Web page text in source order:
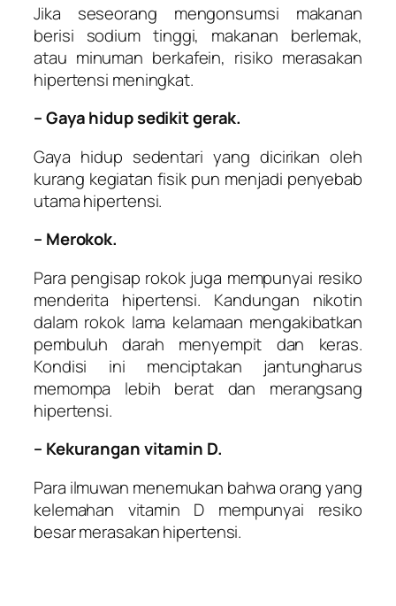
Jika seseorang mengonsumsi makanan
berisi sodium tinggi, makanan berlemak,
atau minuman berkafein, risiko merasakan
hipertensi meningkat.
– Gaya hidup sedikit gerak.
Gaya hidup sedentari yang dicirikan oleh
kurang kegiatan fisik pun menjadi penyebab
utama hipertensi.
– Merokok.
Para pengisap rokok juga mempunyai resiko
menderita hipertensi. Kandungan nikotin
dalam rokok lama kelamaan mengakibatkan
pembuluh darah menyempit dan keras.
Kondisi ini menciptakan jantungharus
memompa lebih berat dan merangsang
hipertensi.
– Kekurangan vitamin D.
Para ilmuwan menemukan bahwa orang yang
kelemahan vitamin D mempunyai resiko
besar merasakan hipertensi.